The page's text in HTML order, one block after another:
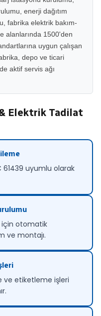
enerji dağıtım
fabrika elektrik bakım-
alanlarında 1500'den
uygun çalışan
depo ve ticari
aktif servis ağı
Elektrik Tadilat
61439 uyumlu olarak
için otomatik
ve montajı.
ve etiketleme işleri